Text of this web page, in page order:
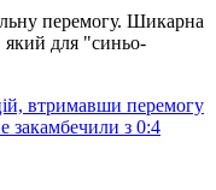
перемогу. Шикарна
який для "синьо-
втримавши перемогу
закамбечили з 0:4